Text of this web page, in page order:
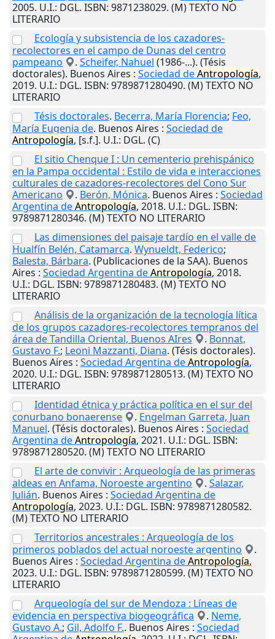
2005. U.I.: DGL. ISBN: 9871238029. (M) TEXTO NO
LITERARIO
Ecología y subsistencia de los cazadores-
recolectores en el campo de Dunas del centro
pampeano
. Scheifer, Nahuel (1986-...). (Tésis
doctorales). Buenos Aires : Sociedad deAntropología,
2019. U.I.: DGL. ISBN: 9789871280490. (M) TEXTO NO
LITERARIO
Tésis doctorales. Becerra, María Florencia; Feo,
María Eugenia de. Buenos Aires : Sociedad de
Antropología, [s.f.]. U.I.: DGL. (C)
El sitio Chenque I : Un cementerio prehispánico
en la Pampa occidental : Estilo de vida e interacciones
culturales de cazadores-recolectores del Cono Sur
Americano
. Berón, Mónica. Buenos Aires : Sociedad
Argentina deAntropología, 2018. U.I.: DGL. ISBN:
9789871280346. (M) TEXTO NO LITERARIO
Las dimensiones del paisaje tardío en el valle de
Hualfín Belén, Catamarca. Wynueldt, Federico;
Balesta, Bárbara. (Publicaciones de la SAA). Buenos
Aires : Sociedad Argentina deAntropología, 2018.
U.I.: DGL. ISBN: 9789871280483. (M) TEXTO NO
LITERARIO
Análisis de la organización de la tecnología lítica
de los grupos cazadores-recolectores tempranos del
área de Tandilla Oriental, Buenos AIres
. Bonnat,
Gustavo F.; Leoni Mazzanti, Diana. (Tésis doctorales).
Buenos Aires : Sociedad Argentina deAntropología,
2020. U.I.: DGL. ISBN: 9789871280513. (M) TEXTO NO
LITERARIO
Identidad étnica y práctica política en el sur del
conurbano bonaerense
. Engelman Garreta, Juan
Manuel. (Tésis doctorales). Buenos Aires : Sociedad
Argentina deAntropología, 2021. U.I.: DGL. ISBN:
9789871280520. (M) TEXTO NO LITERARIO
El arte de convivir : Arqueología de las primeras
aldeas en Anfama, Noroeste argentino
. Salazar,
Julián. Buenos Aires : Sociedad Argentina de
Antropología, 2023. U.I.: DGL. ISBN: 9789871280582.
(M) TEXTO NO LITERARIO
Territorios ancestrales : Arqueología de los
primeros poblados del actual noroeste argentino
.
Buenos Aires : Sociedad Argentina deAntropología,
2023. U.I.: DGL. ISBN: 9789871280599. (M) TEXTO NO
LITERARIO
Arqueología del sur de Mendoza : Líneas de
evidencia en perspectiva biogeográfica
. Neme,
Gustavo A.; Gil, Adolfo F.. Buenos Aires : Sociedad